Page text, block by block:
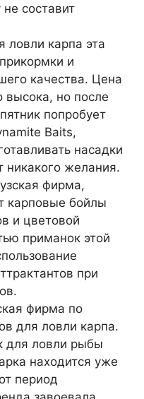
составит
ловли карпа эта
и
качества. Цена
высока, но после
попробует
Baits,
насадки
никакого желания.
фирма,
карповые бойлы
и цветовой
приманок этой
при
фирма по
для ловли карпа.
для ловли рыбы
находится уже
период